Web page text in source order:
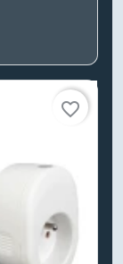
favorite_border